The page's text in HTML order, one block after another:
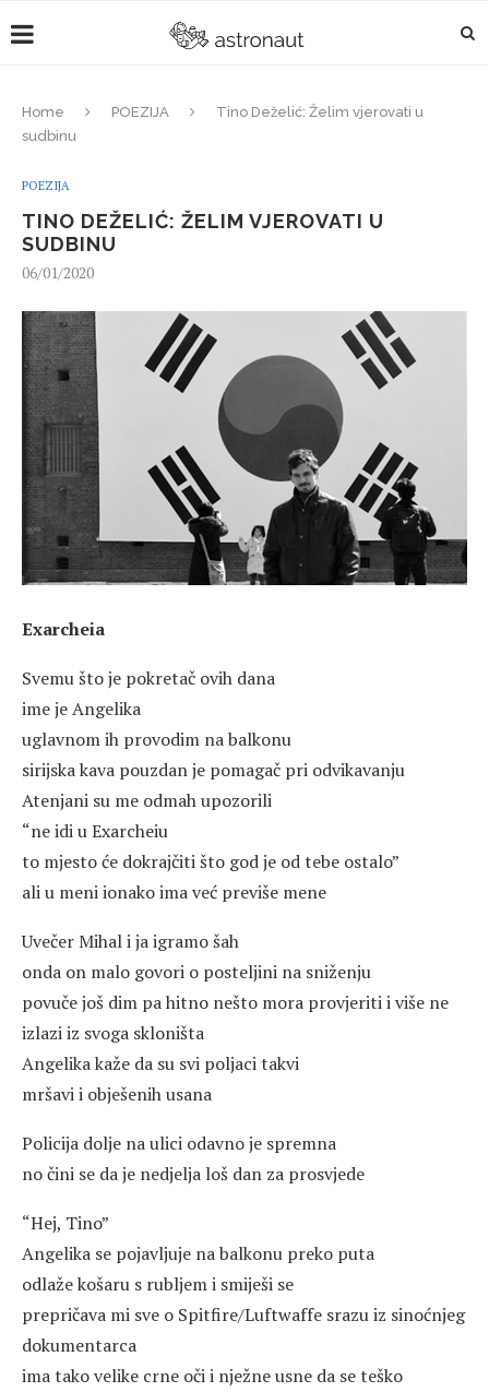
Home POEZIJA
Tino Deželić: Želim vjerovati u
sudbinu
POEZIJA
TINO DEŽELIĆ: ŽELIM VJEROVATI U
SUDBINU
06/01/2020
Exarcheia
Svemu što je pokretač ovih dana
ime je Angelika
uglavnom ih provodim na balkonu
sirijska kava pouzdan je pomagač pri odvikavanju
Atenjani su me odmah upozorili
“ne idi u Exarcheiu
to mjesto će dokrajčiti što god je od tebe ostalo”
ali u meni ionako ima već previše mene
Uvečer Mihal i ja igramo šah
onda on malo govori o posteljini na sniženju
povuče još dim pa hitno nešto mora provjeriti i više ne
izlazi iz svoga skloništa
Angelika kaže da su svi poljaci takvi
mršavi i obješenih usana
Policija dolje na ulici odavno je spremna
no čini se da je nedjelja loš dan za prosvjede
“Hej, Tino”
Angelika se pojavljuje na balkonu preko puta
odlaže košaru s rubljem i smiješi se
prepričava mi sve o Spitfire/Luftwaffe srazu iz sinoćnjeg
dokumentarca
ima tako velike crne oči i nježne usne da se teško